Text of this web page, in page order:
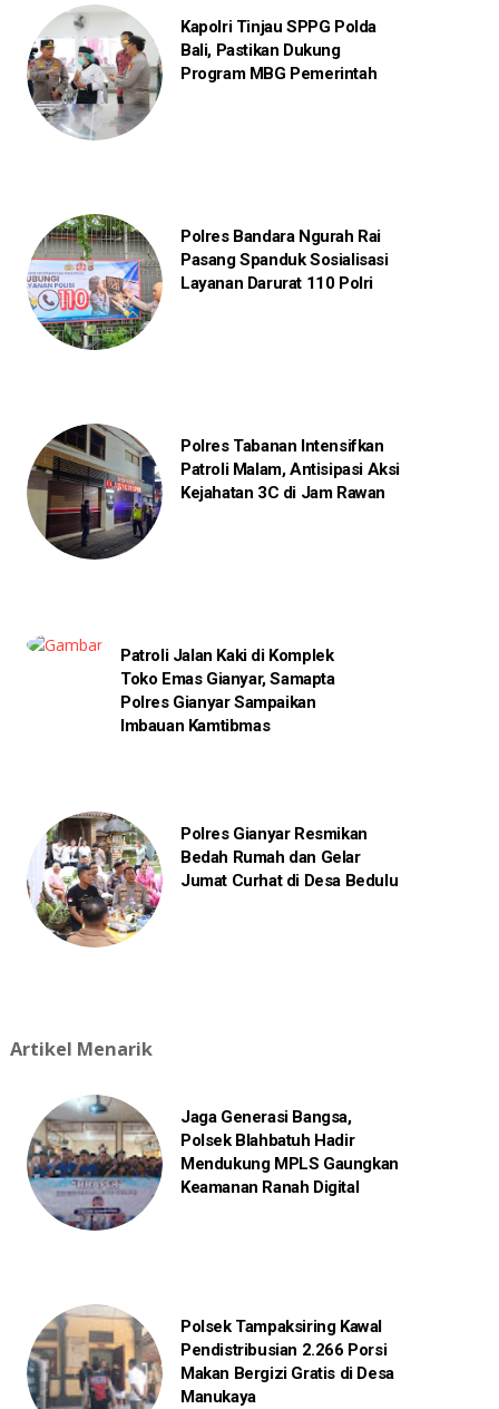
Kapolri Tinjau SPPG Polda
Bali, Pastikan Dukung
Program MBG Pemerintah
Polres Bandara Ngurah Rai
Pasang Spanduk Sosialisasi
Layanan Darurat 110 Polri
Polres Tabanan Intensifkan
Patroli Malam, Antisipasi Aksi
Kejahatan 3C di Jam Rawan
Patroli Jalan Kaki di Komplek
Toko Emas Gianyar, Samapta
Polres Gianyar Sampaikan
Imbauan Kamtibmas
Polres Gianyar Resmikan
Bedah Rumah dan Gelar
Jumat Curhat di Desa Bedulu
Artikel Menarik
Jaga Generasi Bangsa,
Polsek Blahbatuh Hadir
Mendukung MPLS Gaungkan
Keamanan Ranah Digital
Polsek Tampaksiring Kawal
Pendistribusian 2.266 Porsi
Makan Bergizi Gratis di Desa
Manukaya